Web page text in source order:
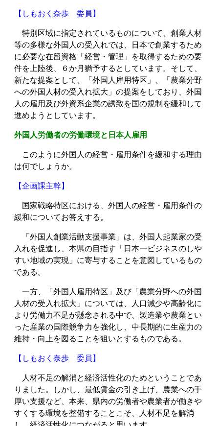
【しもおく奈歩 委員】
特別区域に指定されているものについて、創業人材
等の多様な外国人の受入れでは、日本で創業するため
に必要な在留資格「経営・管理」を取得するための要
件を上陸後、６か月猶予するとしています。そして、
新たな提案として、「外国人雇用特区」、「農業分野
への外国人材の受入れ拡大」の提案をしており、外国
人の雇用及び外資系企業の誘致を国の規制を緩和して
進めようとしています。
外国人労働者の労働環境と日本人雇用
このように外国人の経営・雇用条件を緩和する理由
は何でしょうか。
【企画課主幹】
国家戦略特区における、外国人の経営・雇用条件の
緩和についてお答えする。
「外国人創業活動支援事業」は、外国人起業家の受
入れを促進し、本県の目指す「日本一ビジネスのしや
すい地域の実現」に寄与することを意図しているもの
である。
一方、「外国人雇用特区」及び「農業分野への外国
人材の受入れ拡大」については、人口減少や高齢化に
より労働力不足が懸念される中で、製造業や農業とい
った産業の国際競争力を強化し、中長期的に生産力の
維持・向上を図ることを狙いとするものである。
【しもおく奈歩 委員】
人材不足の解消と経済活性化のためということであ
りました。しかし、最低賃金の引き上げ、農業への手
厚い支援など、本来、県内の労働者や農業者が働きや
すくする環境を整備することこそ、人材不足を解消